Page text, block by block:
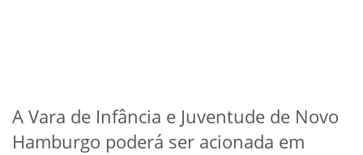
A Vara de Infância e Juventude de Novo
Hamburgo poderá ser acionada em